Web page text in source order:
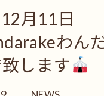
月11日
わん
します